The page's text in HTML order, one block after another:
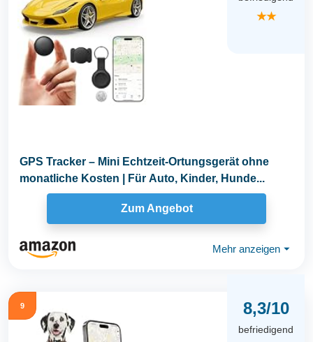
★★
GPS Tracker – Mini Echtzeit-Ortungsgerät ohne
monatliche Kosten | Für Auto, Kinder, Hunde...
Zum Angebot
Mehr anzeigen ⏷
9 8,3/10
befriedigend